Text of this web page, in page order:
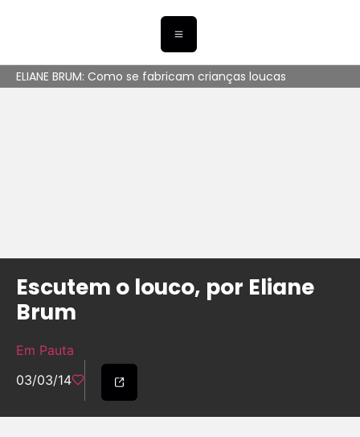
ELIANE BRUM: Como se fabricam crianças loucas
Escutem o louco, por Eliane
Brum
Em Pauta
03/03/14